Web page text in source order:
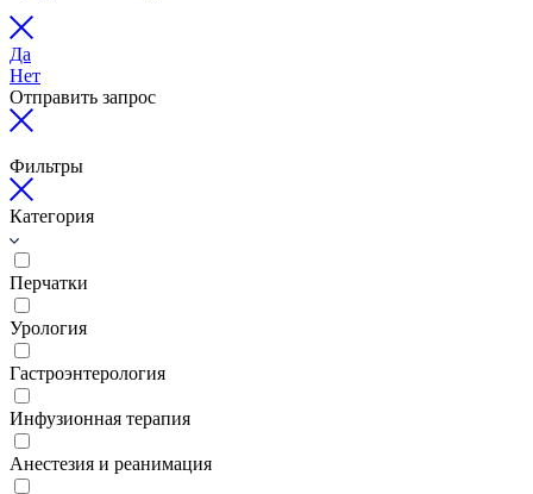
Да
Нет
Отправить запрос
Фильтры
Категория
Перчатки
Урология
Гастроэнтерология
Инфузионная терапия
Анестезия и реанимация